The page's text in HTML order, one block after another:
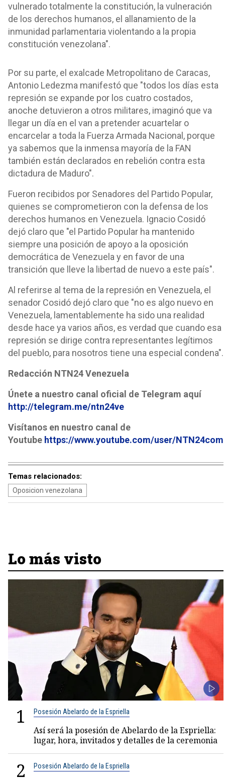
vulnerado totalmente la constitución, la vulneración
de los derechos humanos, el allanamiento de la
inmunidad parlamentaria violentando a la propia
constitución venezolana".
Por su parte, el exalcade Metropolitano de Caracas,
Antonio Ledezma manifestó que "todos los días esta
represión se expande por los cuatro costados,
anoche detuvieron a otros militares, imaginó que va
llegar un día en el van a pretender acuartelar o
encarcelar a toda la Fuerza Armada Nacional, porque
ya sabemos que la inmensa mayoría de la FAN
también están declarados en rebelión contra esta
dictadura de Maduro".
Fueron recibidos por Senadores del Partido Popular,
quienes se comprometieron con la defensa de los
derechos humanos en Venezuela. Ignacio Cosidó
dejó claro que "el Partido Popular ha mantenido
siempre una posición de apoyo a la oposición
democrática de Venezuela y en favor de una
transición que lleve la libertad de nuevo a este país".
Al referirse al tema de la represión en Venezuela, el
senador Cosidó dejó claro que "no es algo nuevo en
Venezuela, lamentablemente ha sido una realidad
desde hace ya varios años, es verdad que cuando esa
represión se dirige contra representantes legítimos
del pueblo, para nosotros tiene una especial condena".
Redacción NTN24 Venezuela
Únete a nuestro canal oficial de Telegram aquí
http://telegram.me/ntn24ve
Visítanos en nuestro canal de
Youtube https://www.youtube.com/user/NTN24com
Temas relacionados:
Oposicion venezolana
Lo más visto
1 Posesión Abelardo de la Espriella
Así será la posesión de Abelardo de la Espriella:
lugar, hora, invitados y detalles de la ceremonia
2 Posesión Abelardo de la Espriella